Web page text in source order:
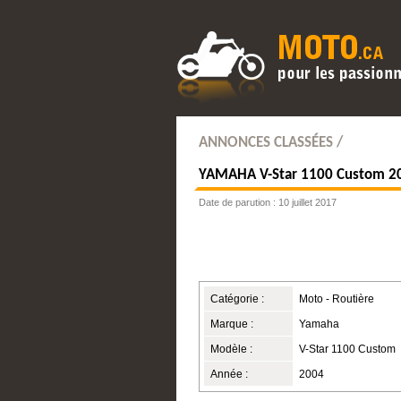
ANNONCES CLASSÉES /
YAMAHAV-Star 1100 Custom
Date de parution : 10 juillet 2017
Catégorie : Moto - Routière
Marque : Yamaha
Modèle : V-Star 1100 Custom
Année : 2004